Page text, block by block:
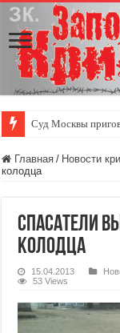
Суд Москвы
Главная / Новости
колодца
Спасатели
колодца
15.04.2013
53 Views